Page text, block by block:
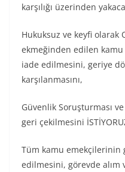
karşılığı üzerinden
Hukuksuz ve keyfi olarak
ekmeğinden edilen
iade edilmesini, geriye
karşılanmasını,
Güvenlik Soruşturması ve
geri çekilmesini
Tüm kamu
edilmesini, görevde alım